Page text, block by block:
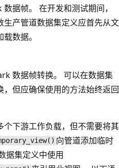
据帧。 在开发和测试期间，
产管道数据集定义应首先从文
数据。
数据帧转换。 可以在数据集
但应确保使用的方法始终返回
下游工作负载，但不需要将其
向管道添加临时
据集定义中使用